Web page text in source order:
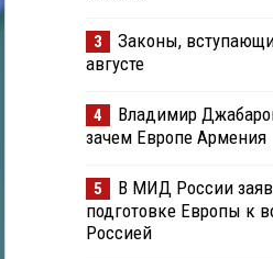
3
Законы,
августе
4
Владимир
зачем Европе Армения
5
В МИД России
подготовке Европы к
Россией